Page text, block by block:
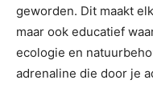
geworden. Dit maakt
maar ook educatief
ecologie en
adrenaline die door je